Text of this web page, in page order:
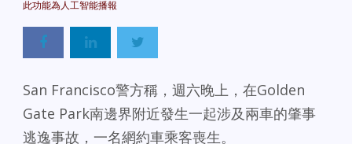
San Francisco警方稱，週六晚上，在Golden
Gate Park南邊界附近發生一起涉及兩車的肇事
逃逸事故，一名網約車乘客喪生。